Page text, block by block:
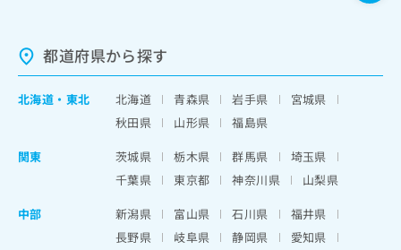
都道府県から探す
北海道 ・ 東北 北海道 青森県 岩手県
宮城県
秋田県
山形県
福島県
関東
茨城県 栃木県 群馬県
埼玉県
千葉県
東京都 神奈川県
山梨県
中部
新潟県 富山県 石川県
福井県
長野県
岐阜県 静岡県
愛知県